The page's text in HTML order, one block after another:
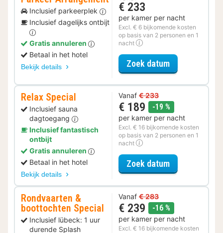
Inclusief parkeerplek
Inclusief dagelijks ontbijt
Gratis annuleren
Betaal in het hotel
Bekijk details
€ 233
per kamer per nacht
Excl. € 6 bijkomende kosten
op basis van 2 personen en 1
nacht
Zoek datumvoor Parkeer
Relax Special
Inclusief sauna
dagtoegang
Inclusief fantastisch
ontbijt
Gratis annuleren
Betaal in het hotel
Bekijk details
Vanaf € 233
€ 189 -19 %
per kamer per nacht
Excl. € 16 bijkomende kosten
op basis van 2 personen en 1
nacht
Zoek datumvoor Relax
Rondvaarten &
boottochten Special
Inclusief lübeck: 1 uur
durende Splash
Vanaf € 283
€ 239 -16 %
per kamer per nacht
Excl. € 16 bijkomende kosten